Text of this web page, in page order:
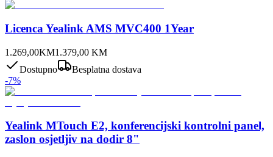
Licenca Yealink AMS MVC400 1Year
1.269,00KM1.379,00 KM
Dostupno
Besplatna dostava
-7%
Yealink MTouch E2, konferencijski kontrolni panel,
zaslon osjetljiv na dodir 8"